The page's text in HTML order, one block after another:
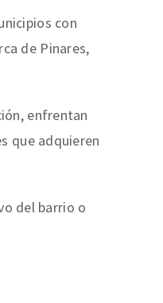
con
de Pinares,
enfrentan
que adquieren
del barrio o